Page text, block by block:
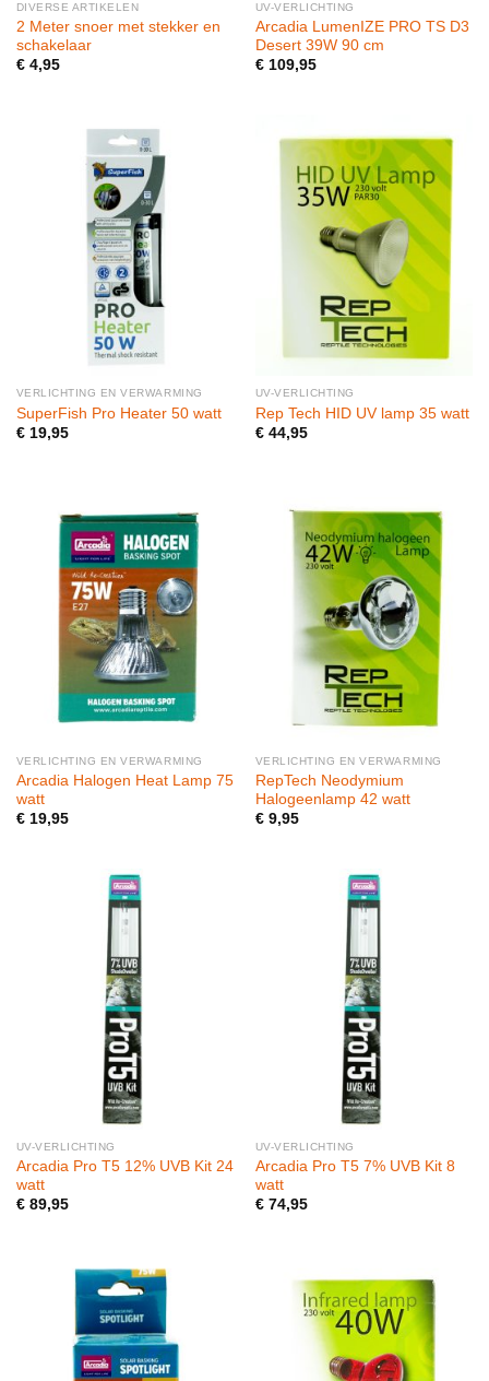
DIVERSE ARTIKELEN
2 Meter snoer met stekker en
schakelaar
€4,95
UV-VERLICHTING
Arcadia LumenIZE PRO TS D3
Desert 39W 90 cm
€109,95
VERLICHTING EN VERWARMING
SuperFish Pro Heater 50 watt
€19,95
UV-VERLICHTING
Rep Tech HID UV lamp 35 watt
€44,95
VERLICHTING EN VERWARMING
Arcadia Halogen Heat Lamp 75
watt
€19,95
VERLICHTING EN VERWARMING
RepTech Neodymium
Halogeenlamp 42 watt
€9,95
UV-VERLICHTING
Arcadia Pro T5 12% UVB Kit 24
watt
€89,95
UV-VERLICHTING
Arcadia Pro T5 7% UVB Kit 8
watt
€74,95